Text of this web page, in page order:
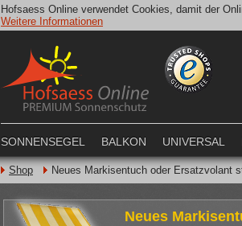
Hofsaess Online verwendet Cookies, damit der
Weitere Informationen
SONNENSEGEL BALKON UNIVERSAL
Shop Neues Markisentuch oder Ersatzvolant
Neues